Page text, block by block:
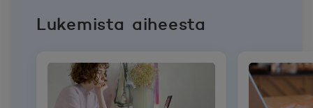
Lukemista aiheesta